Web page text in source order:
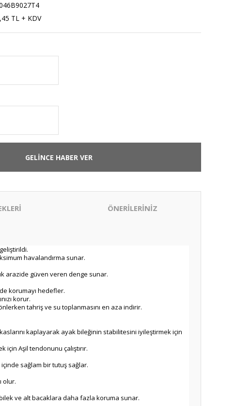
TL + KDV
GELİNCE HABER VER
ÖNERİLERİNİZ
havalandırma sunar.
arazide güven veren denge sunar.
korumayı hedefler.
korur.
tahriş ve su toplanmasını en aza indirir.
kaplayarak ayak bileğinin stabilitesini iyileştirmek için
Aşil tendonunu çalıştırır.
sağlam bir tutuş sağlar.
olur.
ve alt bacaklara daha fazla koruma sunar.